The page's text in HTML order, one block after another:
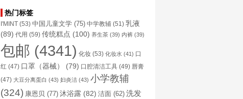
热门标签
I'MINT(53) 中国儿童文学(75) 中学教辅(51) 乳液
(89) 代用 (59) 传统糕点 (100) 养生茶(39) 内裤(39)
包邮 (4341) 化妆(53) 化妆水 (41) 口
红 (47) 口罩（器械） (79) 口腔清洁工具(49) 唇膏
(47) 大豆分离蛋白 (43) 妇炎洁(43) 小学教辅
(324) 康恩贝 (77) 沐浴露(82) 洁面 (62) 洗发